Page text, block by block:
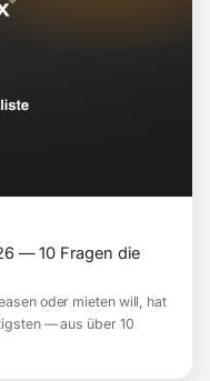
— 10 Fragen die
oder mieten will, hat
— aus über 10